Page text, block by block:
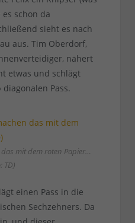
schon da
sieht es nach
aus. Tim Oberdorf,
nähert
etwas und schlägt
Pass.
das mit dem roten Papier…
TD)
einen Pass in die
Sechzehners. Da